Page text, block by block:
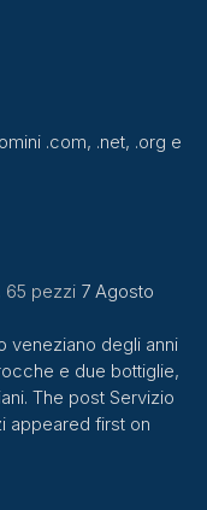
.com, .net, .org e
65 pezzi 7 Agosto
veneziano degli anni
e due bottiglie,
The post Servizio
appeared first on